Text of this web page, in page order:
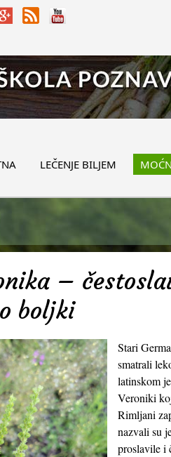
LEČENJE BILJEM
–
boljki
Stari
smatrali
latinskom
Veroniki
Rimljani
nazvali su
proslavile i